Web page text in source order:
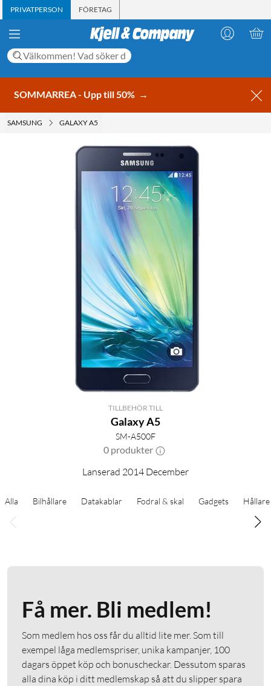
PRIVATPERSON FÖRETAG
SOMMARREA - Upp till 50% →
SAMSUNG GALAXY A5
TILLBEHÖR TILL
Galaxy A5
SM-A500F
0 produkter
Lanserad 2014 December
Alla Bilhållare Datakablar Fodral & skal Gadgets Hållare
Få mer. Bli medlem!
Som medlem hos oss får du alltid lite mer. Som till
exempel låga medlemspriser, unika kampanjer, 100
dagars öppet köp och bonuscheckar. Dessutom sparas
alla dina köp i ditt medlemskap så att du slipper spara